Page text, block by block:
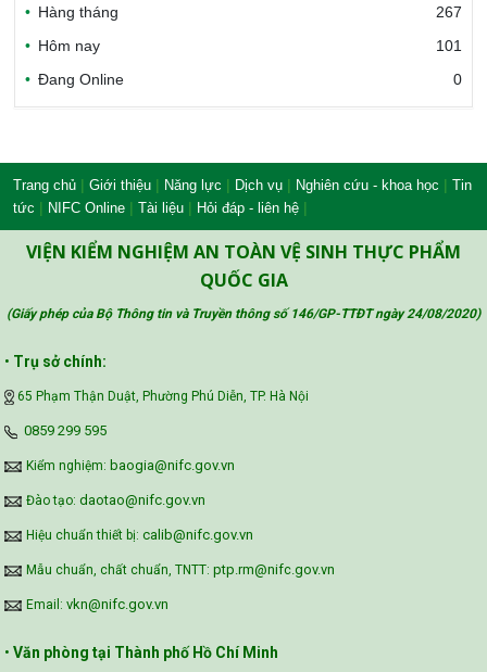
Công đoàn Y tế Việt Nam
Safe Food for Growth Project (SAFEGRO)
Hàng tháng
267
Hôm nay
101
Đang Online
0
Trang chủ | Giới thiệu | Năng lực | Dịch vụ | Nghiên cứu - khoa học | Tin
tức | NIFC Online | Tài liệu | Hỏi đáp - liên hệ |
VIỆN KIỂM NGHIỆM AN TOÀN VỆ SINH THỰC PHẨM
QUỐC GIA
(Giấy phép của Bộ Thông tin và Truyền thông số 146/GP-TTĐT ngày 24/08/2020)
• Trụ sở chính:
65 Phạm Thận Duật, Phường Phú Diễn, TP. Hà Nội
‪0859 299 595‬
Kiểm nghiệm: baogia@nifc.gov.vn
Đào tạo: daotao@nifc.gov.vn
Hiệu chuẩn thiết bị: calib@nifc.gov.vn
Mẫu chuẩn, chất chuẩn, TNTT: ptp.rm@nifc.gov.vn
Email: vkn@nifc.gov.vn
• Văn phòng tại Thành phố Hồ Chí Minh